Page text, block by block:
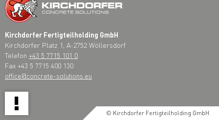
Kirchdorfer Fertigteilholding GmbH
Kirchdorfer Platz 1, A-2752 Wöllersdorf
Telefon +43 5 7715 101 0
Fax +43 5 7715 400 130
office@concrete-solutions.eu
© Kirchdorfer Fertigteilholding GmbH
!